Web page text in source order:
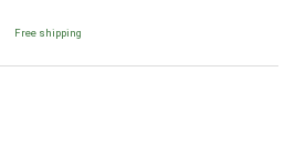
Free shipping